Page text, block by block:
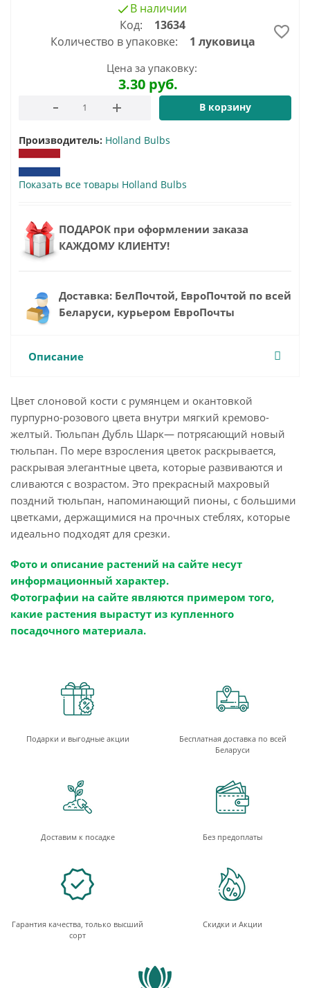
В наличии
Код:
13634
Количество в упаковке:
1 луковица
Цена за упаковку:
3.30 руб.
В корзину
Производитель: Holland Bulbs
Показать все товары Holland Bulbs
ПОДАРОК при оформлении заказа
КАЖДОМУ КЛИЕНТУ!
Доставка: БелПочтой, ЕвроПочтой по всей
Беларуси, курьером ЕвроПочты
Описание
Цвет слоновой кости с румянцем и окантовкой
пурпурно-розового цвета внутри мягкий кремово-
желтый. Тюльпан Дубль Шарк— потрясающий новый
тюльпан. По мере взросления цветок раскрывается,
раскрывая элегантные цвета, которые развиваются и
сливаются с возрастом. Это прекрасный махровый
поздний тюльпан, напоминающий пионы, с большими
цветками, держащимися на прочных стеблях, которые
идеально подходят для срезки.
Фото и описание растений на сайте несут
информационный характер.
Фотографии на сайте являются примером того,
какие растения вырастут из купленного
посадочного материала.
Подарки и выгодные акции
Бесплатная доставка по всей
Беларуси
Доставим к посадке Без предоплаты
Гарантия качества, только высший
сорт
Скидки и Акции